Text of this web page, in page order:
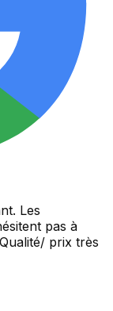
Les
pas à
prix très